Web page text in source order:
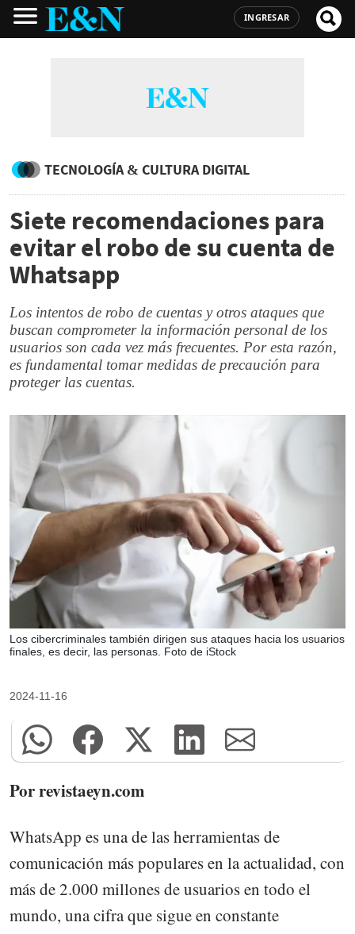
INGRESAR
TECNOLOGÍA & CULTURA DIGITAL
Siete recomendaciones para
evitar el robo de su cuenta de
Whatsapp
Los intentos de robo de cuentas y otros ataques que
buscan comprometer la información personal de los
usuarios son cada vez más frecuentes. Por esta razón,
es fundamental tomar medidas de precaución para
proteger las cuentas.
Los cibercriminales también dirigen sus ataques hacia los usuarios
finales, es decir, las personas. Foto de iStock
2024-11-16
Por revistaeyn.com
WhatsApp es una de las herramientas de
comunicación más populares en la actualidad, con
más de 2.000 millones de usuarios en todo el
mundo, una cifra que sigue en constante